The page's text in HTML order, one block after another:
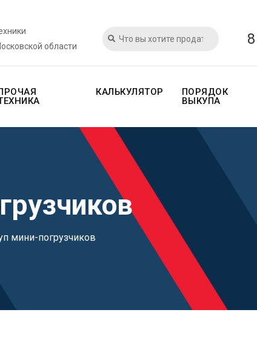
области
КАЛЬКУЛЯТОР
ПОРЯДОК
ВЫКУПА
мини-погрузчиков